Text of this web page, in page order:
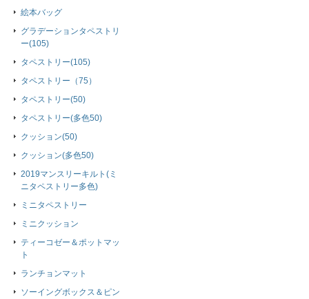
絵本バッグ
グラデーションタペストリ
ー(105)
タペストリー(105)
タペストリー（75）
タペストリー(50)
タペストリー(多色50)
クッション(50)
クッション(多色50)
2019マンスリーキルト(ミ
ニタペストリー多色)
ミニタペストリー
ミニクッション
ティーコゼー＆ポットマッ
ト
ランチョンマット
ソーイングボックス＆ピン